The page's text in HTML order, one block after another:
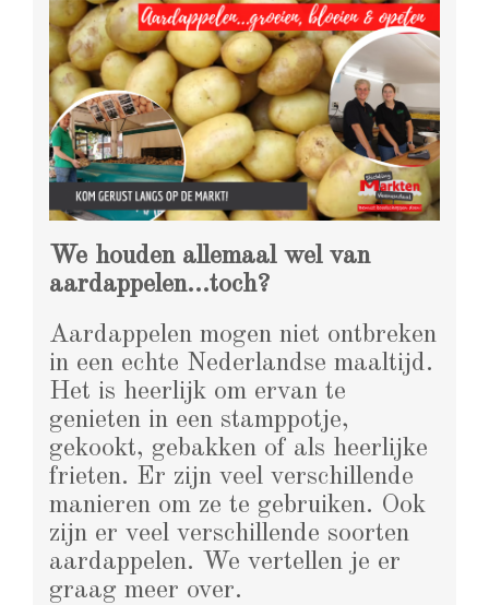
We houden allemaal wel van
aardappelen…toch?
Aardappelen mogen niet ontbreken
in een echte Nederlandse maaltijd.
Het is heerlijk om ervan te
genieten in een stamppotje,
gekookt, gebakken of als heerlijke
frieten. Er zijn veel verschillende
manieren om ze te gebruiken. Ook
zijn er veel verschillende soorten
aardappelen. We vertellen je er
graag meer over.